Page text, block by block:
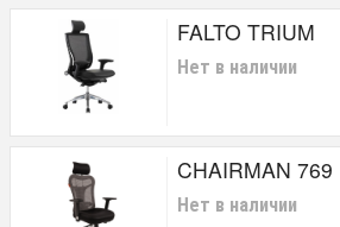
FALTO TRIUM
Нет в наличии
CHAIRMAN 769
Нет в наличии